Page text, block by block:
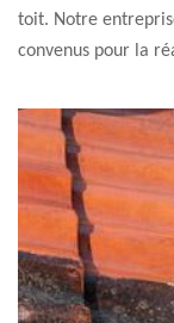
toit. Notre
convenus pour la